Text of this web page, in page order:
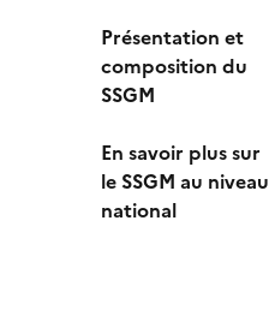
Présentation et
composition du
SSGM
En savoir plus sur
le SSGM au niveau
national